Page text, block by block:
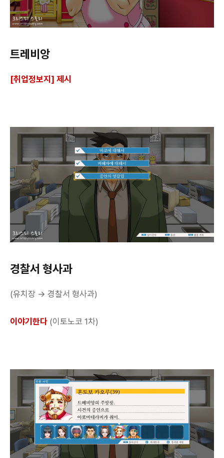
트레비앙
[취업정보지] 제시
경찰서 형사과
(유치장 → 경찰서 형사과)
이야기한다 (이토노코 1차)